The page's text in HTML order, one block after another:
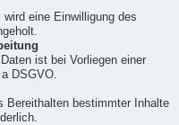
eine Einwilligung des
ist bei Vorliegen einer
DSGVO.
Bereithalten bestimmter Inhalte